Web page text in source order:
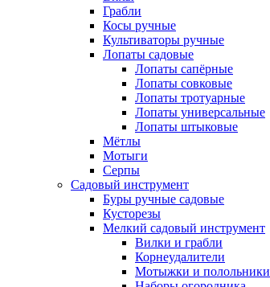
Грабли
Косы ручные
Культиваторы ручные
Лопаты садовые
Лопаты сапёрные
Лопаты совковые
Лопаты тротуарные
Лопаты универсальные
Лопаты штыковые
Мётлы
Мотыги
Серпы
Садовый инструмент
Буры ручные садовые
Кусторезы
Мелкий садовый инструмент
Вилки и грабли
Корнеудалители
Мотыжки и полольники